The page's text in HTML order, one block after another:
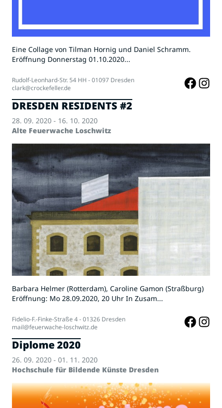
Eine Collage von Tilman Hornig und Daniel Schramm.
Eröffnung Donnerstag 01.10.2020...
Rudolf-Leonhard-Str. 54 HH - 01097 Dresden
clark@crockefeller.de
DRESDEN RESIDENTS #2
28. 09. 2020 - 16. 10. 2020
Alte Feuerwache Loschwitz
Barbara Helmer (Rotterdam), Caroline Gamon (Straßburg)
Eröffnung: Mo 28.09.2020, 20 Uhr In Zusam...
Fidelio-F.-Finke-Straße 4 - 01326 Dresden
mail@feuerwache-loschwitz.de
Diplome 2020
26. 09. 2020 - 01. 11. 2020
Hochschule für Bildende Künste Dresden